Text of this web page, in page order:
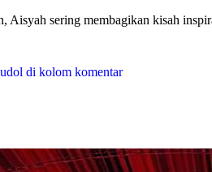
Aisyah sering membagikan kisah
di kolom komentar